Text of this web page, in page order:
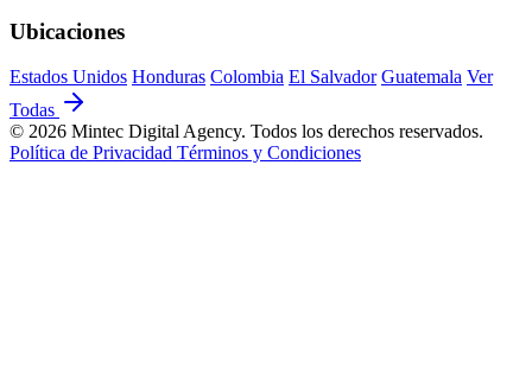
Ubicaciones
Estados Unidos Honduras Colombia El Salvador Guatemala Ver
Todas
© 2026 Mintec Digital Agency. Todos los derechos reservados.
Política de Privacidad Términos y Condiciones